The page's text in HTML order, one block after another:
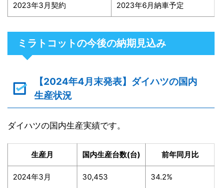
2023年3月契約 2023年6月納車予定
ミラトコットの今後の納期見込み
【2024年4月末発表】ダイハツの国内
生産状況
ダイハツの国内生産実績です。
生産月 国内生産台数(台) 前年同月比
2024年3月 30,453 34.2%